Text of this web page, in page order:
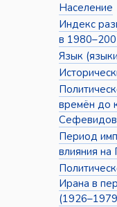
Население
Индекс
в
Язык
времён до
Сефевидов
Период
влияния
Ирана в